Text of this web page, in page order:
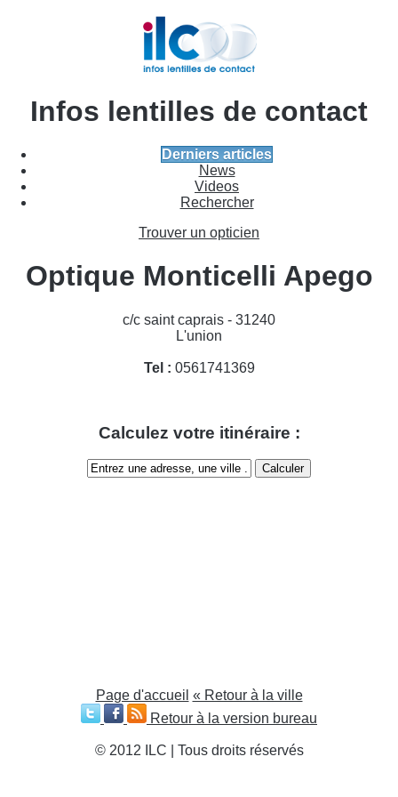
Infos lentilles de contact
Derniers articles
News
Videos
Rechercher
Trouver un opticien
Optique Monticelli Apego
c/c saint caprais - 31240
L'union
Tel : 0561741369
Calculez votre itinéraire :
Page d'accueil « Retour à la ville
Retour à la version bureau
© 2012 ILC | Tous droits réservés